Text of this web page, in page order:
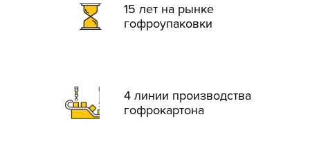
15 лет на рынке
гофроупаковки
4 линии производства
гофрокартона